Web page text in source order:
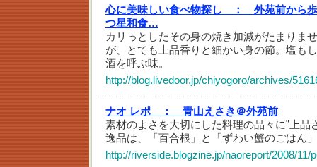
心に美味しい食べ物探し ：
外苑前から
つ星和食…
カリっとしたその身の焼き加減がたまりま
が、とても上品香りと細かい身の節。塩も
酒を呼ぶ味。
http://blog.livedoor.jp/chiyogoro/archives/
ナオ レポ ：
青山えさき＠外苑前
素材のよさを大切にした料理の品々に”上品
逸品は、「百合根」と「ずわい蟹のごはん
http://riverside.blogzine.jp/naoreport/2008/11/